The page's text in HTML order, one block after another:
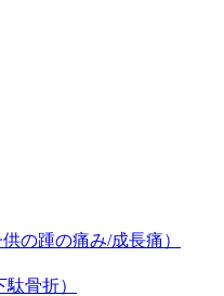
の踵の痛み/成長痛）
骨折）